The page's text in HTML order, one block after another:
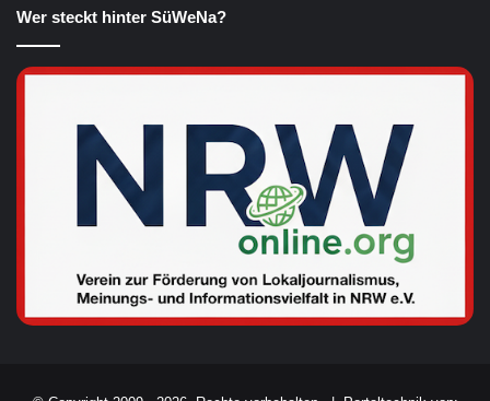
Wer steckt hinter SüWeNa?